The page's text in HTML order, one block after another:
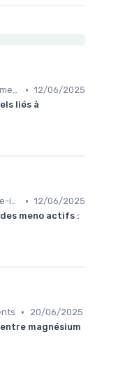
Sécurité des compléments • 12/06/2025
liés à
Interactions et contre-indications • 12/06/2025
meno actifs :
•
20/06/2025
magnésium